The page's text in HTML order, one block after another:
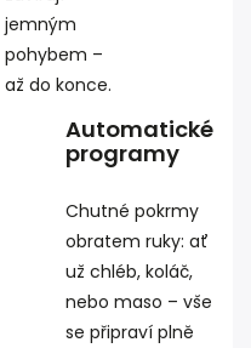
jemným
pohybem –
až do konce.
Automatické
programy
Chutné pokrmy
obratem ruky: ať
už chléb, koláč,
nebo maso – vše
se připraví plně